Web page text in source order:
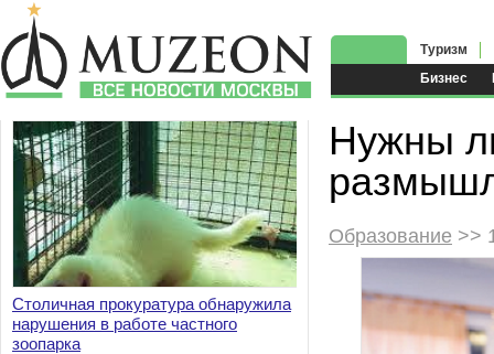
Бизнес
Туризм
Столичная прокуратура обнаружила
нарушения в работе частного
зоопарка
Нужны
Образование >>